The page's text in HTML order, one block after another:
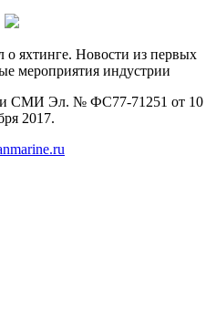
о яхтинге. Новости из первых
мероприятия индустрии
СМИ Эл. № ФС77-71251 от 10
2017.